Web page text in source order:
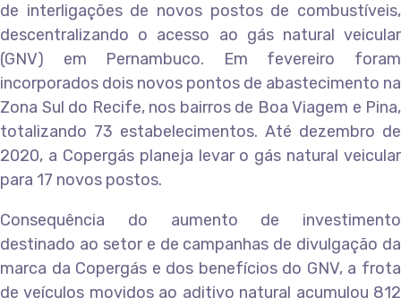
de interligações de novos postos de combustíveis,
descentralizando o acesso ao gás natural veicular
(GNV) em Pernambuco. Em fevereiro foram
incorporados dois novos pontos de abastecimento na
Zona Sul do Recife, nos bairros de Boa Viagem e Pina,
totalizando 73 estabelecimentos. Até dezembro de
2020, a Copergás planeja levar o gás natural veicular
para 17 novos postos.
Consequência do aumento de investimento
destinado ao setor e de campanhas de divulgação da
marca da Copergás e dos benefícios do GNV, a frota
de veículos movidos ao aditivo natural acumulou 812